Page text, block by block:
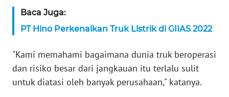
Baca Juga:
PT Hino Perkenalkan Truk Listrik di GIIAS 2022
"Kami memahami bagaimana dunia truk beroperasi
dan risiko besar dari jangkauan itu terlalu sulit
untuk diatasi oleh banyak perusahaan," katanya.
WN
PAPUA
BARAT
WN
RIAU